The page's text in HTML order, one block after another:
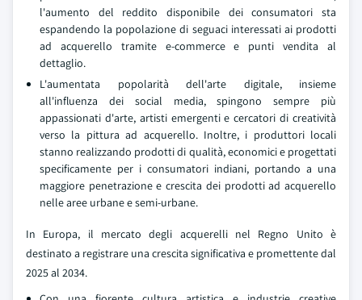
l'aumento del reddito disponibile dei consumatori sta
espandendo la popolazione di seguaci interessati ai prodotti
ad acquerello tramite e-commerce e punti vendita al
dettaglio.
L'aumentata popolarità dell'arte digitale, insieme
all'influenza dei social media, spingono sempre più
appassionati d'arte, artisti emergenti e cercatori di creatività
verso la pittura ad acquerello. Inoltre, i produttori locali
stanno realizzando prodotti di qualità, economici e progettati
specificamente per i consumatori indiani, portando a una
maggiore penetrazione e crescita dei prodotti ad acquerello
nelle aree urbane e semi-urbane.
In Europa, il mercato degli acquerelli nel Regno Unito è
destinato a registrare una crescita significativa e promettente dal
2025 al 2034.